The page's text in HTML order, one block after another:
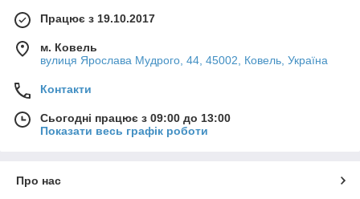
Працює з 19.10.2017
м. Ковель
вулиця Ярослава Мудрого, 44, 45002, Ковель, Україна
Контакти
Сьогодні працює з 09:00 до 13:00
Показати весь графік роботи
Про нас